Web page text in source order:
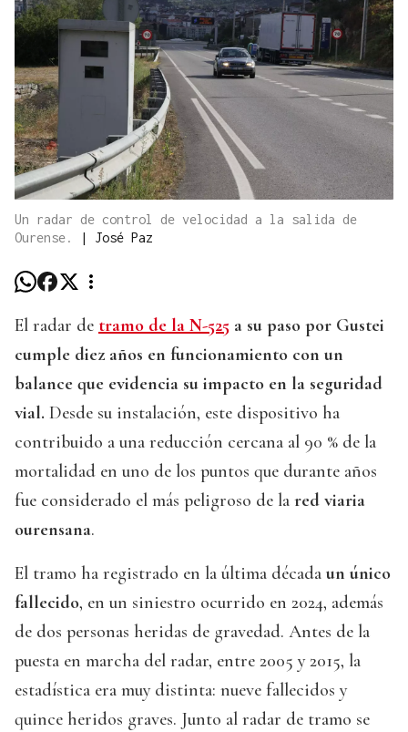
Un radar de control de velocidad a la salida de
Ourense.
| José Paz
El radar de tramo de la N-525 a su paso por Gustei
cumple diez años en funcionamiento con un
balance que evidencia su impacto en la seguridad
vial. Desde su instalación, este dispositivo ha
contribuido a una reducción cercana al 90 % de la
mortalidad en uno de los puntos que durante años
fue considerado el más peligroso de la red viaria
ourensana.
El tramo ha registrado en la última década un único
fallecido, en un siniestro ocurrido en 2024, además
de dos personas heridas de gravedad. Antes de la
puesta en marcha del radar, entre 2005 y 2015, la
estadística era muy distinta: nueve fallecidos y
quince heridos graves. Junto al radar de tramo se